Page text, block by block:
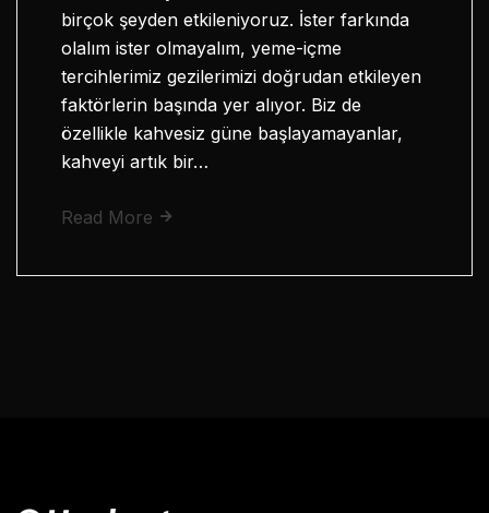
birçok şeyden etkileniyoruz. İster farkında
olalım ister olmayalım, yeme-içme
tercihlerimiz gezilerimizi doğrudan etkileyen
faktörlerin başında yer alıyor. Biz de
özellikle kahvesiz güne başlayamayanlar,
kahveyi artık bir…
Read More